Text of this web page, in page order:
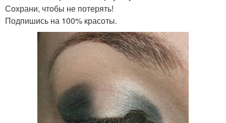
Сохрани, чтобы не потерять!
Подпишись на 100% красоты.